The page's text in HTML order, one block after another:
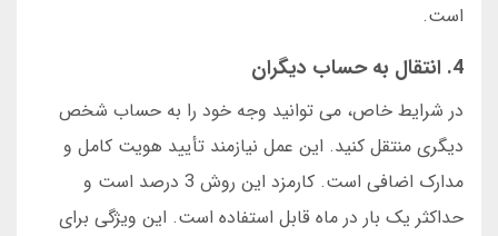
است.
4. انتقال به حساب دیگران
در شرایط خاص، می توانید وجه خود را به حساب شخص
دیگری منتقل کنید. این عمل نیازمند تأیید هویت کامل و
مدارک اضافی است. کارمزد این روش 3 درصد است و
حداکثر یک بار در ماه قابل استفاده است. این ویژگی برای